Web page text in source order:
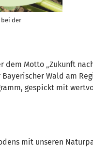
bei der
dem Motto „Zukunft
Wald am
gespickt mit
mit unseren